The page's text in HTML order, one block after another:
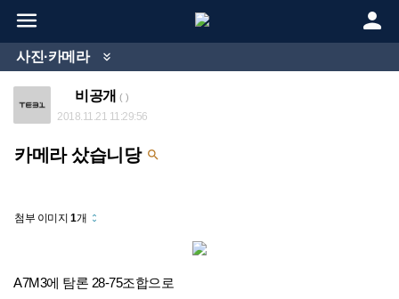
 
사진·카메라 
비공개 ( )
2018.11.21 11:29:56
카메라 샀습니당 
첨부 이미지1개 unfold_more
A7M3에 탐론 28-75조합으로